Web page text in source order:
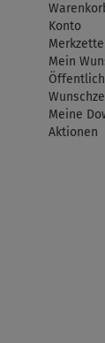
Konto
Mein
Meine
Aktionen